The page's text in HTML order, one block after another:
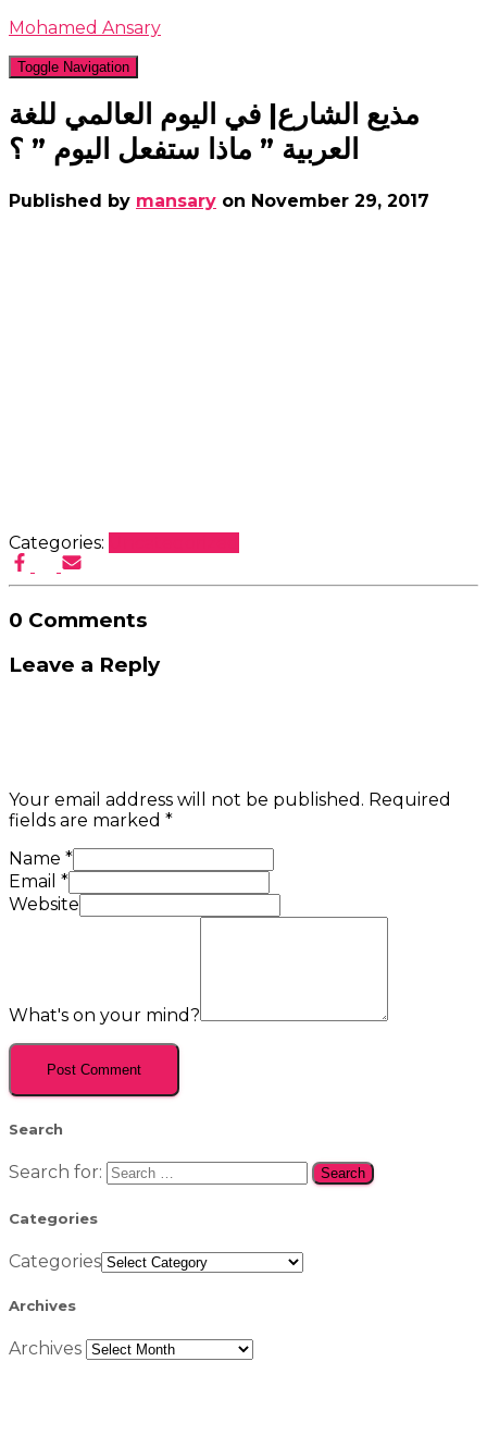
Mohamed Ansary
Toggle Navigation
مذيع الشارع| في اليوم العالمي للغة
العربية ” ماذا ستفعل اليوم ” ؟
Published by mansary on November 29, 2017
Categories:
0 Comments
Leave a Reply
Your email address will not be published. Required
fields are marked *
Name *
Email *
Website
What's on your mind?
Search
Search for:
Categories
Categories
Archives
Archives